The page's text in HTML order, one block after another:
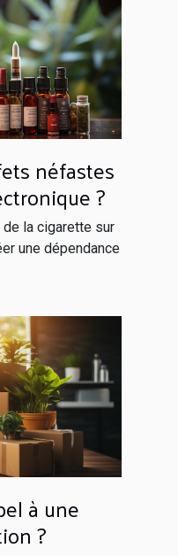
néfastes
?
la cigarette sur
une dépendance
à une
?